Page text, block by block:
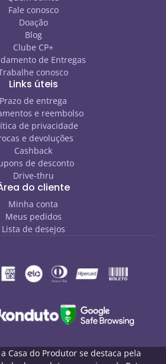
Fale conosco
Doação
Blog
Clube CP+
de Entregas
conosco
Links úteis
Prazo de entrega
e reembolso
de privacidade
e devoluções
Cashback
de desconto
Drive-thru
do cliente
Minha conta
Meus pedidos
Lista de desejos
Casa do Produtor se destaca pela